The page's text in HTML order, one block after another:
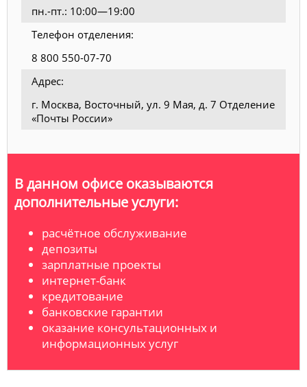
пн.-пт.: 10:00—19:00
Телефон отделения:
8 800 550-07-70
Адрес:
г. Москва, Восточный, ул. 9 Мая, д. 7 Отделение
«Почты России»
В данном офисе оказываются
дополнительные услуги:
расчётное обслуживание
депозиты
зарплатные проекты
интернет-банк
кредитование
банковские гарантии
оказание консультационных и
информационных услуг